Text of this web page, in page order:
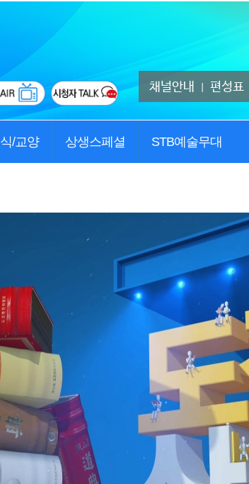
채널안내 편성표
/교양 상생스페셜 STB예술무대